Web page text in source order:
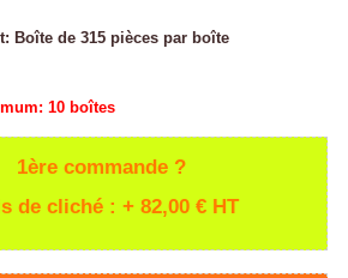
Boîte de 315 pièces par boîte
10 boîtes
1ère commande ?
de cliché : + 82,00 € HT